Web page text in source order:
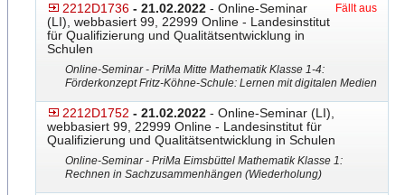
2212D1736 - 21.02.2022 - Online-Seminar
(LI), webbasiert 99, 22999 Online - Landesinstitut
für Qualifizierung und Qualitätsentwicklung in
Schulen
Fällt aus
Online-Seminar - PriMa Mitte Mathematik Klasse 1-4:
Förderkonzept Fritz-Köhne-Schule: Lernen ​ mit digitalen Medien
2212D1752 - 21.02.2022 - Online-Seminar (LI),
webbasiert 99, 22999 Online - Landesinstitut für
Qualifizierung und Qualitätsentwicklung in Schulen
Online-Seminar - PriMa Eimsbüttel Mathematik Klasse 1:
Rechnen in Sachzusammenhängen (Wiederholung)